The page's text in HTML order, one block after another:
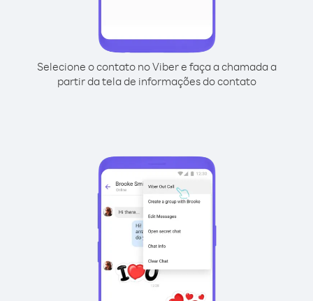
Selecione o contato no Viber e faça a chamada a
partir da tela de informações do contato